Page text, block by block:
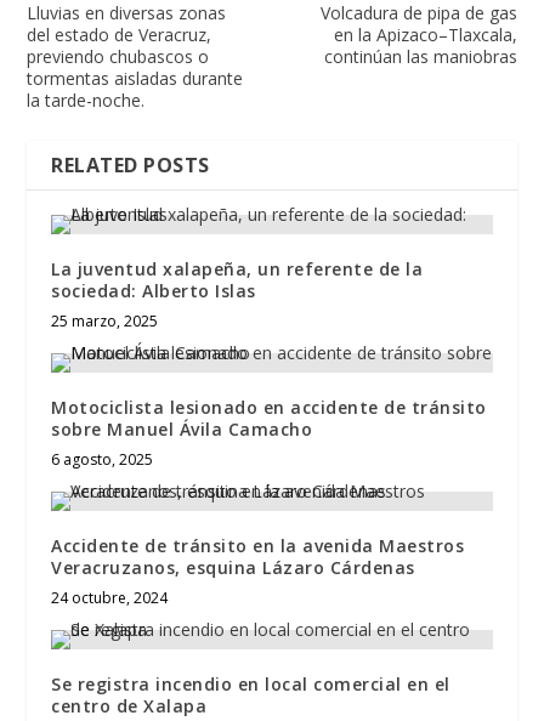
Lluvias en diversas zonas
del estado de Veracruz,
previendo chubascos o
tormentas aisladas durante
la tarde-noche.
Volcadura de pipa de gas
en la Apizaco–Tlaxcala,
continúan las maniobras
RELATED POSTS
La juventud xalapeña, un referente de la
sociedad: Alberto Islas
25 marzo, 2025
Motociclista lesionado en accidente de tránsito
sobre Manuel Ávila Camacho
6 agosto, 2025
Accidente de tránsito en la avenida Maestros
Veracruzanos, esquina Lázaro Cárdenas
24 octubre, 2024
Se registra incendio en local comercial en el
centro de Xalapa